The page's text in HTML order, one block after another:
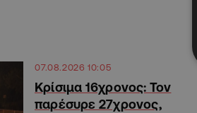
07.08.2026 10:05
Κρίσιμα 16χρονος: Τον
παρέσυρε 27χρονος,